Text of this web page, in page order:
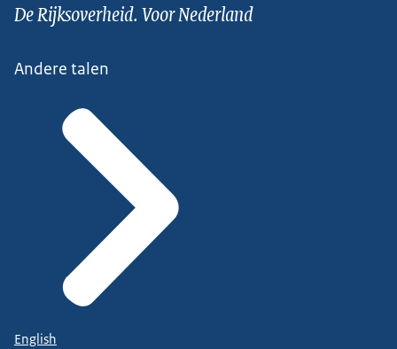
De Rijksoverheid. Voor Nederland
Andere talen
English